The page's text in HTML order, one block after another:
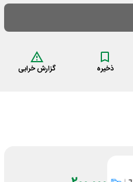
ذخیره گزارش خرابی